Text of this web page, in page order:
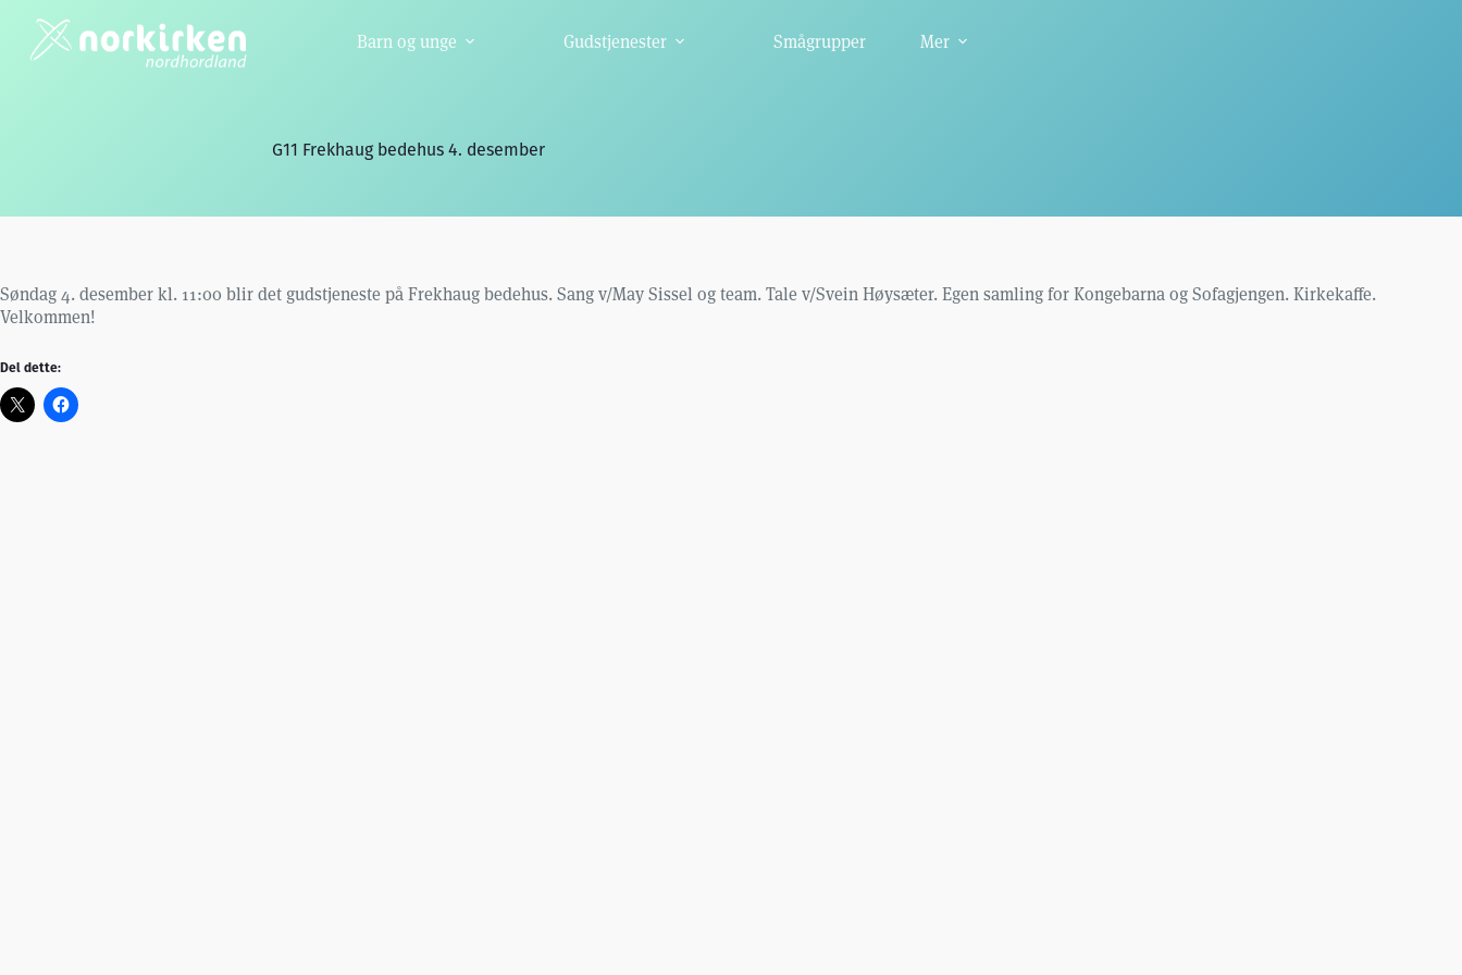
innholdet
Barn og unge Gudstjenester Smågrupper Mer
G11 Frekhaug bedehus 4. desember
Søndag 4. desember kl. 11:00 blir det gudstjeneste på Frekhaug bedehus. Sang v/May Sissel og team. Tale v/Svein Høysæter. Egen samling for Kongebarna og Sofagjengen. Kirkekaffe.
Velkommen!
Del dette: